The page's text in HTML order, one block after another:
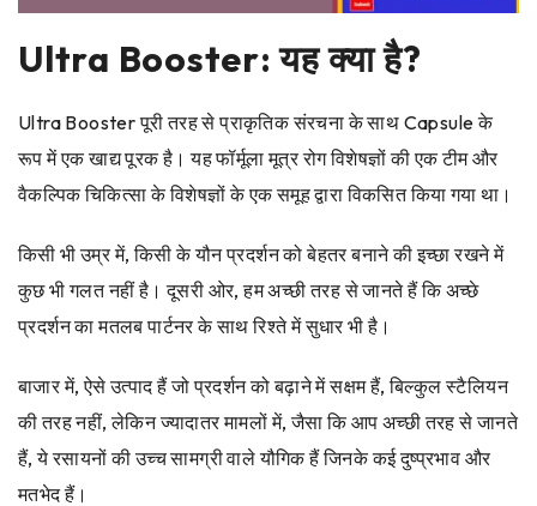
Ultra Booster: यह क्या है?
Ultra Booster पूरी तरह से प्राकृतिक संरचना के साथ Capsule के
रूप में एक खाद्य पूरक है। यह फॉर्मूला मूत्र रोग विशेषज्ञों की एक टीम और
वैकल्पिक चिकित्सा के विशेषज्ञों के एक समूह द्वारा विकसित किया गया था।
किसी भी उम्र में, किसी के यौन प्रदर्शन को बेहतर बनाने की इच्छा रखने में
कुछ भी गलत नहीं है। दूसरी ओर, हम अच्छी तरह से जानते हैं कि अच्छे
प्रदर्शन का मतलब पार्टनर के साथ रिश्ते में सुधार भी है।
बाजार में, ऐसे उत्पाद हैं जो प्रदर्शन को बढ़ाने में सक्षम हैं, बिल्कुल स्टैलियन
की तरह नहीं, लेकिन ज्यादातर मामलों में, जैसा कि आप अच्छी तरह से जानते
हैं, ये रसायनों की उच्च सामग्री वाले यौगिक हैं जिनके कई दुष्प्रभाव और
मतभेद हैं।